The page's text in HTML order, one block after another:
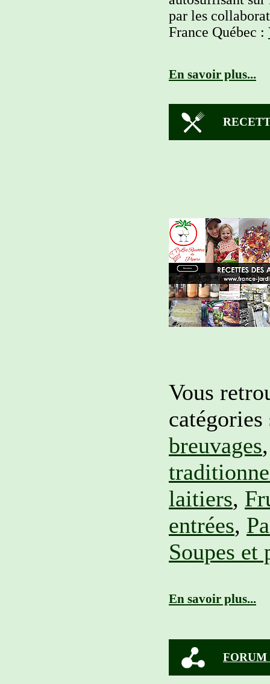
par les
France Québec :
En savoir plus...
Vous
breuvages
laitiers,
entrées,
Soupes et
En savoir plus...
FORUM